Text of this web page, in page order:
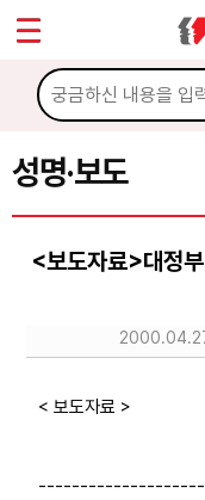
성명·보도
<보도자료>대정
< 보도자료 >
마이페이지
소개
소식
공지사항
성명·보도